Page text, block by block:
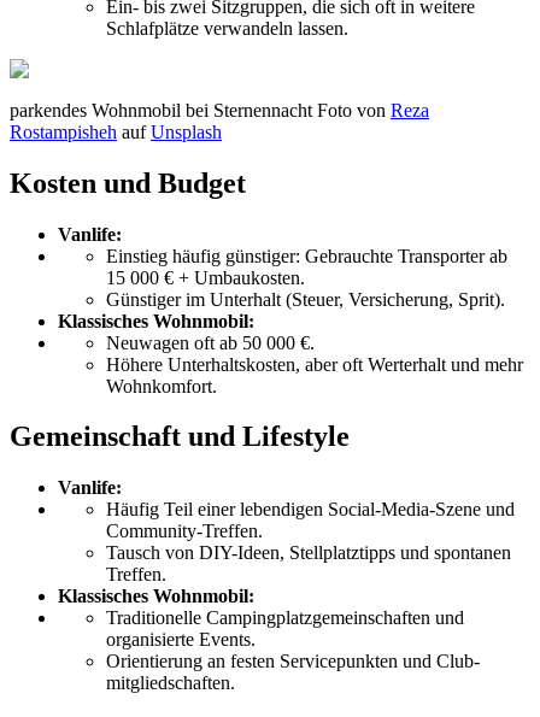
Ein- bis zwei Sitzgruppen, die sich oft in weitere
Schlaf­plätze verwandeln lassen.
parkendes Wohnmobil bei Sternennacht Foto von Reza
Rostampisheh aufUnsplash
Kosten und Budget
Vanlife:
Einstieg häufig günstiger: Gebrauchte Transporter ab
15 000 € + Umbau­kosten.
Günstiger im Unterhalt (Steuer, Versicherung, Sprit).
Klassisches Wohnmobil:
Neuwagen oft ab 50 000 €.
Höhere Unterhalts­kosten, aber oft Werterhalt und mehr
Wohnkomfort.
Gemeinschaft und Lifestyle
Vanlife:
Häufig Teil einer lebendigen Social-Media-Szene und
Community-Treffen.
Tausch von DIY-Ideen, Stellplatz­tipps und spontanen
Treffen.
Klassisches Wohnmobil:
Traditionelle Camping­platz­gemeinschaften und
organisierte Events.
Orientierung an festen Service­punkten und Club­
mitgliedschaften.